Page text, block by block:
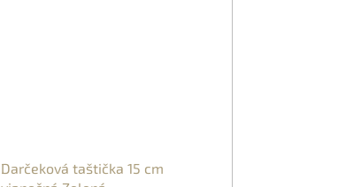
Darčeková taštička 15 cm